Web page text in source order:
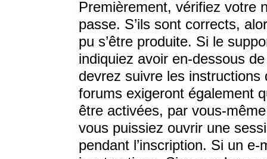
Premièrement, vérifiez votre
passe. S’ils sont corrects,
pu s’être produite. Si le
indiquiez avoir en-dessous
devrez suivre les
forums exigeront également
être activées, par vous-
vous puissiez ouvrir une
pendant l’inscription. Si un